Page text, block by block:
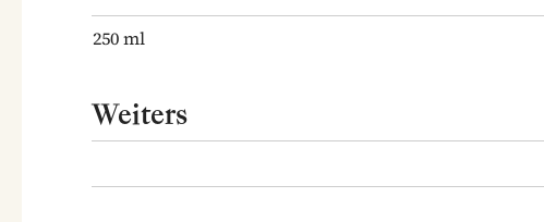
250ml
Weiters